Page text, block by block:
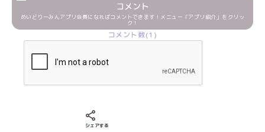
コメント
めいどりーみんアプリ会員になればコメントできます！メニュー「アプリ紹介」をクリッ
ク！
コメント数(1)
シェアする